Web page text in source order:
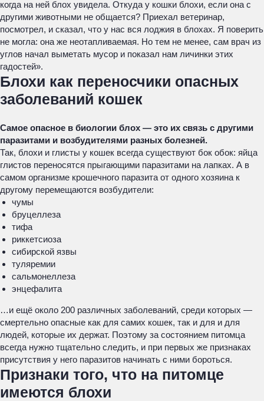
когда на ней блох увидела. Откуда у кошки блохи, если она с
другими животными не общается? Приехал ветеринар,
посмотрел, и сказал, что у нас вся лоджия в блохах. Я поверить
не могла: она же неотапливаемая. Но тем не менее, сам врач из
углов начал выметать мусор и показал нам личинки этих
гадостей».
Блохи как переносчики опасных
заболеваний кошек
Самое опасное в биологии блох — это их связь с другими
паразитами и возбудителями разных болезней.
Так, блохи и глисты у кошек всегда существуют бок обок: яйца
глистов переносятся прыгающими паразитами на лапках. А в
самом организме крошечного паразита от одного хозяина к
другому перемещаются возбудители:
чумы
бруцеллеза
тифа
риккетсиоза
сибирской язвы
туляремии
сальмонеллеза
энцефалита
…и ещё около 200 различных заболеваний, среди которых —
смертельно опасные как для самих кошек, так и для и для
людей, которые их держат. Поэтому за состоянием питомца
всегда нужно тщательно следить, и при первых же признаках
присутствия у него паразитов начинать с ними бороться.
Признаки того, что на питомце
имеются блохи